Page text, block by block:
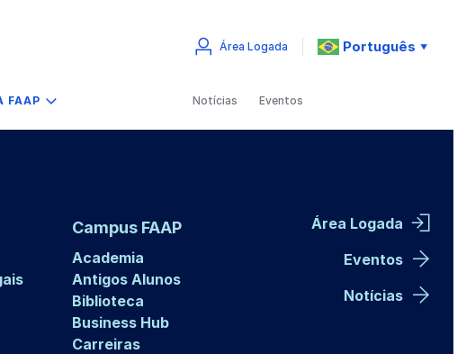
FAAP
Área Logada Português ▼
Notícias Eventos
Campus FAAP
Academia
Antigos Alunos
Biblioteca
Business Hub
Carreiras
Área Logada
Eventos
Notícias